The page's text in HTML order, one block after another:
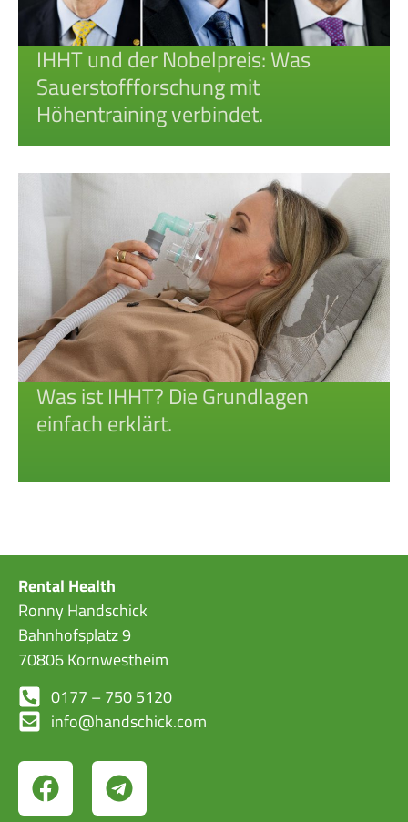
IHHT und der Nobelpreis: Was
Sauerstoffforschung mit
Höhentraining verbindet.
Was ist IHHT? Die Grundlagen
einfach erklärt.
Rental Health
Ronny Handschick
Bahnhofsplatz 9
70806 Kornwestheim
0177 – 750 5120
info@handschick.com